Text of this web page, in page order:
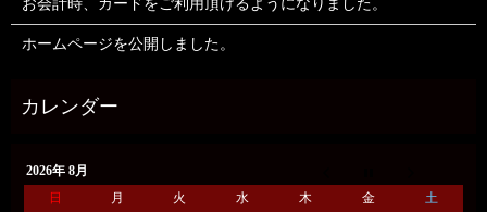
お会計時、カードをご利用頂けるようになりました。
ホームページを公開しました。
2026年 8月
日
月 火 水 木 金
土